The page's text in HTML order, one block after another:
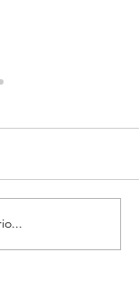
Fiesta!